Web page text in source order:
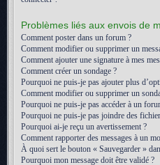
Problèmes liés aux envois de
Comment poster dans un forum ?
Comment modifier ou supprimer un
Comment ajouter une signature à mes
Comment créer un sondage ?
Pourquoi ne puis-je pas ajouter plus
Comment modifier ou supprimer un
Pourquoi ne puis-je pas accéder à un
Pourquoi ne puis-je pas joindre des
Pourquoi ai-je reçu un avertissement ?
Comment rapporter des messages à un
À quoi sert le bouton « Sauvegarder »
Pourquoi mon message doit être validé ?